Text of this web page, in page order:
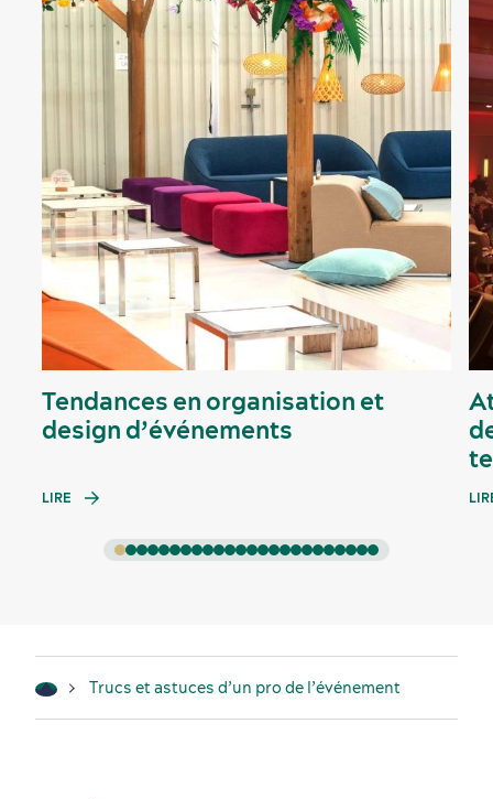
Tendances en organisation et
design d’événements
LIRE
Trucs et astuces d’un pro de l’événement